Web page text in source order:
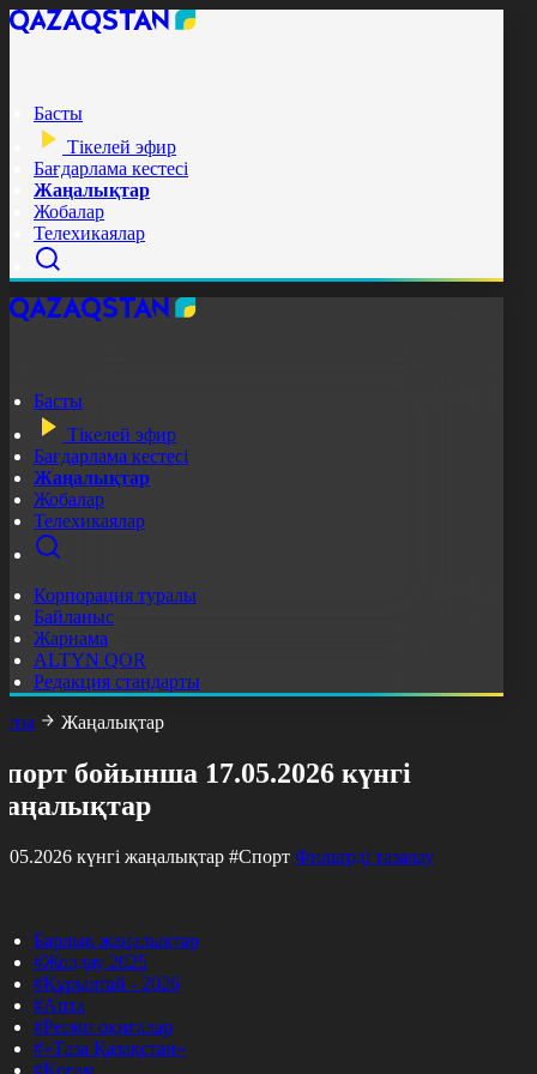
Басты
Тікелей эфир
Бағдарлама кестесі
Жаңалықтар
Жобалар
Телехикаялар
Басты
Тікелей эфир
Бағдарлама кестесі
Жаңалықтар
Жобалар
Телехикаялар
Корпорация туралы
Байланыс
Жарнама
ALTYN QOR
Редакция стандарты
Жаңалықтар
бойынша 17.05.2026 күнгі
күнгі жаңалықтар #Спорт Фильтрді тазалау
Барлық жаңалықтар
#Жолдау 2025
#Құрылтай - 2026
#Апта
#Ресми оқиғалар
#«Таза Қазақстан»
#Қоғам